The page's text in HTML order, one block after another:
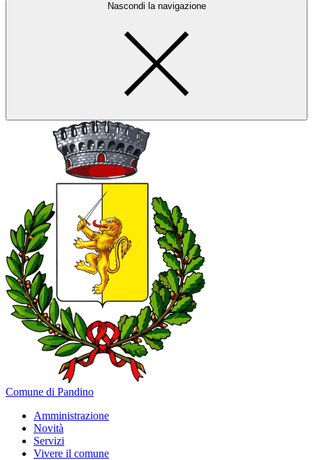
Nascondi la navigazione
Comune di Pandino
Amministrazione
Novità
Servizi
Vivere il comune